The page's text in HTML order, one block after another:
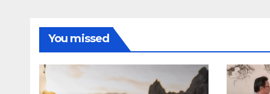
You missed